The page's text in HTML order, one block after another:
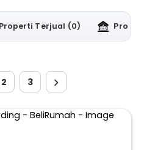
Properti Terjual (0)
2 3